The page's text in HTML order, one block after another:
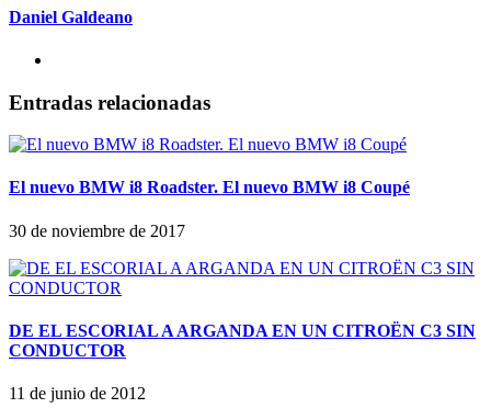
Daniel Galdeano
Entradas relacionadas
El nuevo BMW i8 Roadster. El nuevo BMW i8 Coupé
30 de noviembre de 2017
DE EL ESCORIAL A ARGANDA EN UN CITROËN C3 SIN
CONDUCTOR
11 de junio de 2012